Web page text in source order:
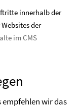
innerhalb der
der
im CMS
wir das